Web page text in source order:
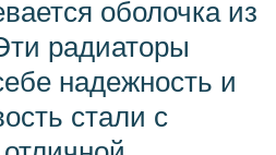
оболочка из
радиаторы
надежность и
стали с